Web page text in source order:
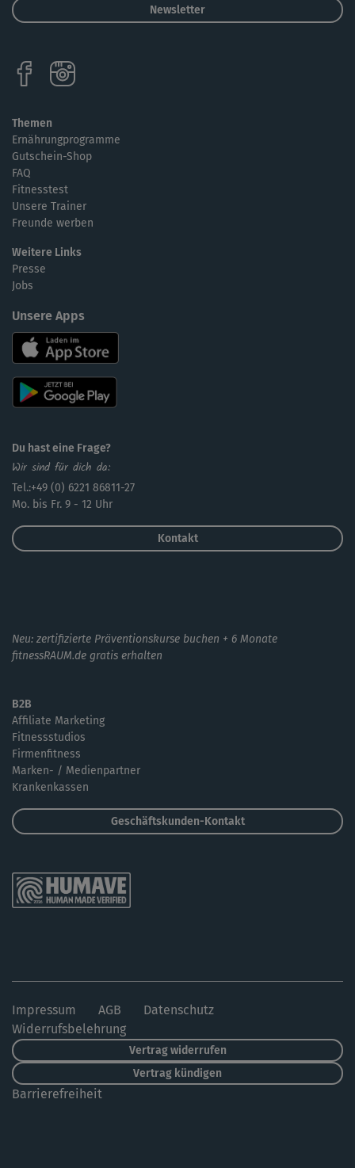
Newsletter
Themen
Ernährungprogramme
Gutschein-Shop
FAQ
Fitnesstest
Unsere Trainer
Freunde werben
Weitere Links
Presse
Jobs
Unsere Apps
Du hast eine Frage?
Wir sind für dich da:
Tel.:+49 (0) 6221 86811-27
Mo. bis Fr. 9 - 12 Uhr
Kontakt
Neu: zertifizierte Präventionskurse buchen + 6 Monate
fitnessRAUM.de gratis erhalten
B2B
Affiliate Marketing
Fitnessstudios
Firmenfitness
Marken- / Medienpartner
Krankenkassen
Geschäftskunden-Kontakt
Impressum AGB
Datenschutz
Widerrufsbelehrung
Vertrag widerrufen
Vertrag kündigen
Barrierefreiheit